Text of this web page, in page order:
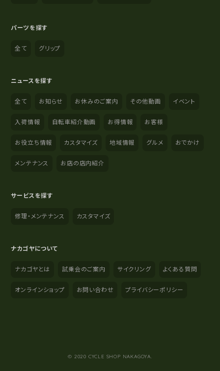
パーツを探す
全て グリップ
ニュースを探す
全て お知らせ お休みのご案内 その他動画 イベント
入荷情報 自転車紹介動画 お得情報 お客様
お役立ち情報 カスタマイズ 地域情報 グルメ おでかけ
メンテナンス お店の店内紹介
サービスを探す
修理・メンテナンス カスタマイズ
ナカゴヤについて
ナカゴヤとは 試乗会のご案内 サイクリング よくある質問
オンラインショップ お問い合わせ プライバシーポリシー
© 2020 CYCLE SHOP NAKAGOYA.